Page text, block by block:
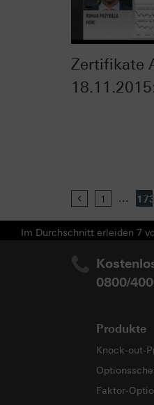
Zertifikate
Previous
1 ... 173
Im Durchschnitt erleiden 7
0800/
Produkte
Knock-out-
Faktor-